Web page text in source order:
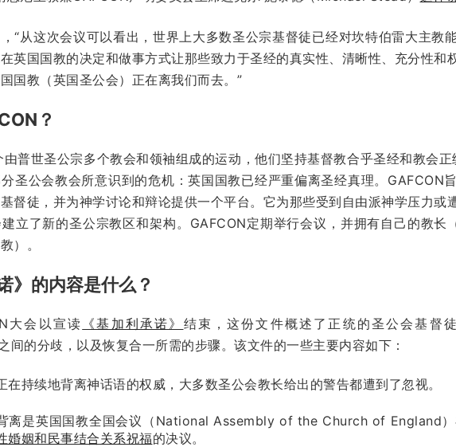
“从这次会议可以看出，世界上大多数圣公宗基督徒已经对坎特伯雷大主教
英国国教的决定和做事方式让那些致力于圣经的真实性、清晰性、充分性和
国教（英国圣公会）正在离我们而去。”
？
普世圣公宗多个教会和领袖组成的运动，他们坚持基督教合乎圣经和教会
圣公会教会所意识到的危机：英国国教已经严重偏离圣经真理。GAFCON
督徒，并为神学讨论和辩论提供一个平台。它为那些受到自由派神学压力或
立了新的圣公宗教区和架构。GAFCON定期举行会议，并拥有自己的教
）。
》的内容是什么？
大会以宣读 《基加利承诺》 结束，这份文件概述了正统的圣公会基督
间的分歧，以及恢复合一所需的步骤。该文件的一些主要内容如下：
在持续地背离神话语的权威，大多数圣公会教长给出的警告都遭到了忽视。
离是英国国教全国会议（National Assembly of the Church of England
婚姻和民事结合关系祝福的决议。